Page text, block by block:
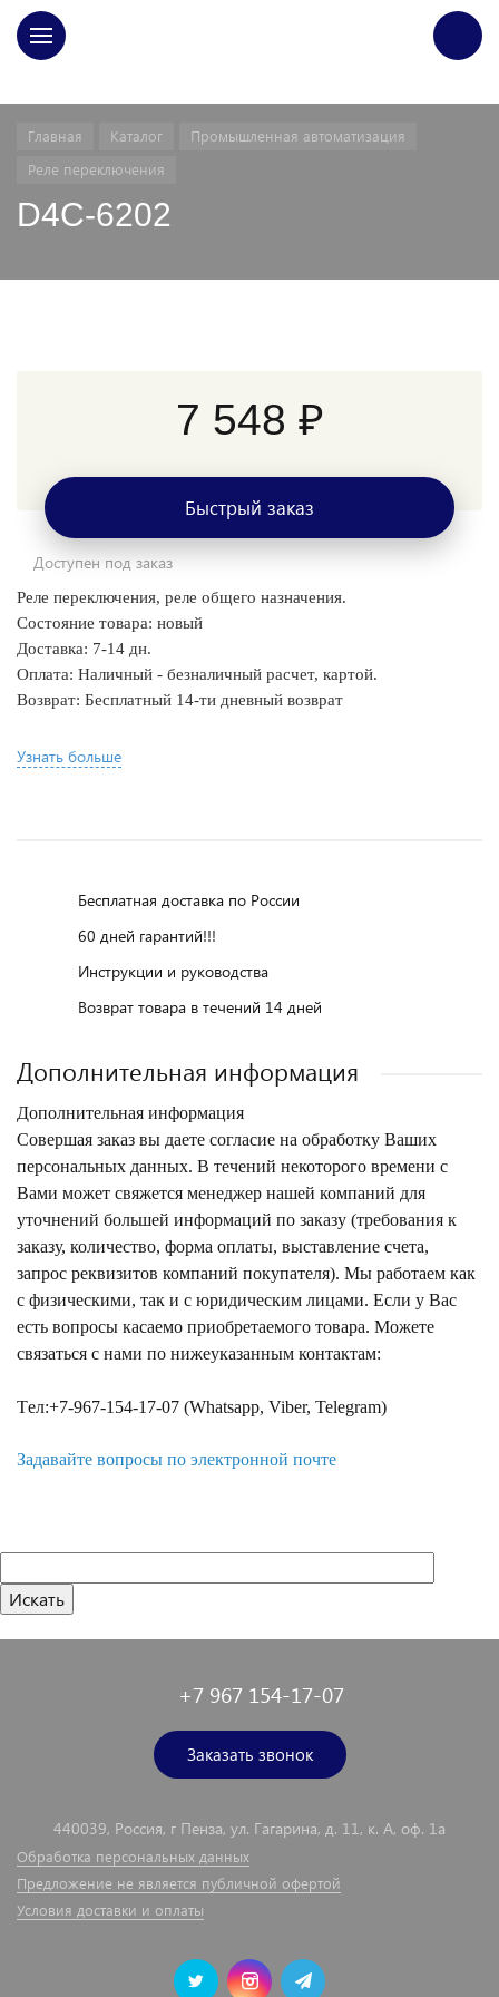
Главная Каталог
Промышленная автоматизация
Реле переключения
D4C-6202
Доступен под заказ
Реле переключения, реле общего назначения.
Состояние товара: новый
Доставка: 7-14 дн.
Оплата: Наличный - безналичный расчет, картой.
Возврат: Бесплатный 14-ти дневный возврат
Узнать больше
7 548 ₽
Быстрый заказ
Бесплатная доставка по России
60 дней гарантий!!!
Инструкции и руководства
Возврат товара в течений 14 дней
Дополнительная информация
Дополнительная информация
Совершая заказ вы даете согласие на обработку Ваших
персональных данных. В течений некоторого времени с
Вами может свяжется менеджер нашей компаний для
уточнений большей информаций по заказу (требования к
заказу, количество, форма оплаты, выставление счета,
запрос реквизитов компаний покупателя). Мы работаем как
с физическими, так и с юридическим лицами. Если у Вас
есть вопросы касаемо приобретаемого товара. Можете
связаться с нами по нижеуказанным контактам:
Tел:+7-967-154-17-07 (Whatsapp, Viber, Telegram)
Задавайте вопросы по электронной почте
+7 967 154-17-07
Заказать звонок
440039, Россия, г Пенза, ул. Гагарина, д. 11, к. А, оф. 1а
Обработка персональных данных
Предложение не является публичной офертой
Условия доставки и оплаты